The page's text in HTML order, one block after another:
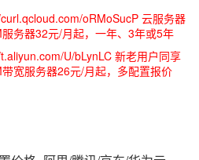
curl.qcloud.com/oRMoSucP 云服务器
务器32元/月起，一年、3年或5年
U/bLynLC 新老用户同享
宽服务器26元/月起，多配置报价